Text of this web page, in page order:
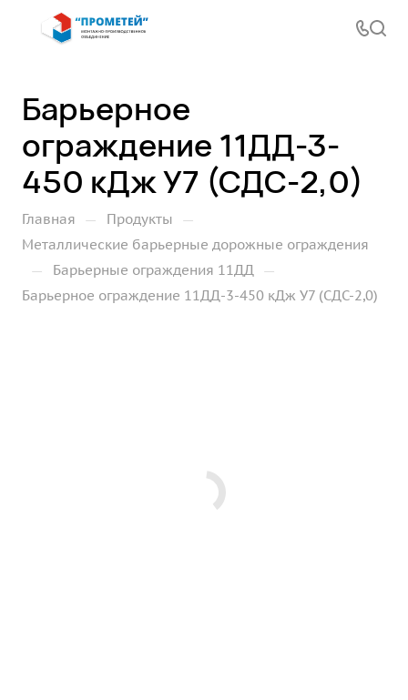
Барьерное
ограждение 11ДД-3-
450 кДж У7 (СДС-2,0)
Главная — Продукты —
Металлические барьерные дорожные ограждения
— Барьерные ограждения 11ДД —
Барьерное ограждение 11ДД-3-450 кДж У7 (СДС-2,0)